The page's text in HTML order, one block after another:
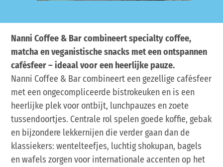
Nanni Coffee & Bar combineert specialty coffee,
matcha en veganistische snacks met een ontspannen
cafésfeer – ideaal voor een heerlijke pauze.
Nanni Coffee & Bar combineert een gezellige cafésfeer
met een ongecompliceerde bistrokeuken en is een
heerlijke plek voor ontbijt, lunchpauzes en zoete
tussendoortjes. Centrale rol spelen goede koffie, gebak
en bijzondere lekkernijen die verder gaan dan de
klassiekers: wentelteefjes, luchtig shokupan, bagels
en wafels zorgen voor internationale accenten op het